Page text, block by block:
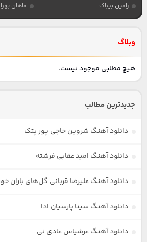
رامین بیباک
ماهان
وبلاگ
هیچ مطلبی موجود نیست.
جدیدترین مطالب
دانلود آهنگ شروین حاجی پور پتک
دانلود آهنگ امید عقابی فرشته
دانلود آهنگ علیرضا قربانی گل‌های باران
دانلود آهنگ سینا پارسیان ادا
دانلود آهنگ عرشیاس عادی نی